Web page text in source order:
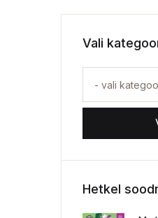
Vali
Hetkel